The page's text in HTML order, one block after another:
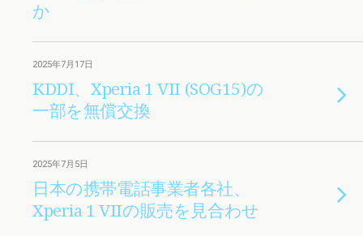
か
2025年7月17日
KDDI、Xperia 1 VII (SOG15)の
一部を無償交換
2025年7月5日
日本の携帯電話事業者各社、
Xperia 1 VIIの販売を見合わせ